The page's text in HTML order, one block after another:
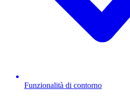
Funzionalità di contorno